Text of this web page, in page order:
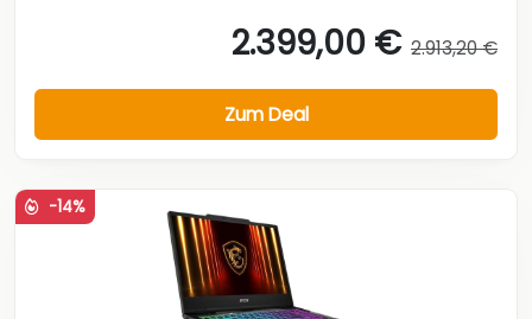
2.399,00 € 2.913,20 €
Zum Deal
-14%